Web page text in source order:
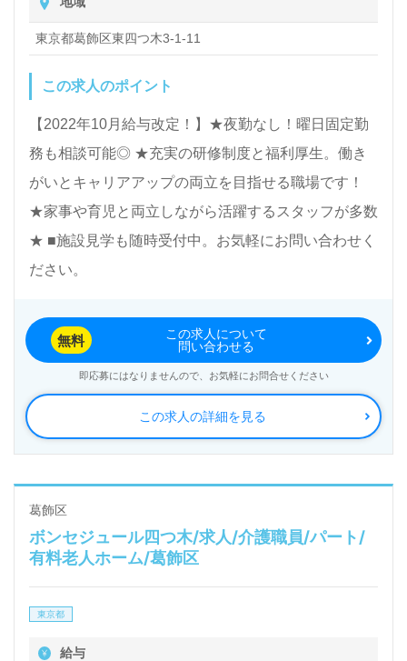
東京都葛飾区東四つ木3-1-11
この求人のポイント
【2022年10月給与改定！】★夜勤なし！曜日固定勤
務も相談可能◎ ★充実の研修制度と福利厚生。働き
がいとキャリアアップの両立を目指せる職場です！
★家事や育児と両立しながら活躍するスタッフが多数
★ ■施設見学も随時受付中。お気軽にお問い合わせく
ださい。
この求人の詳細を見る
無料
この求人について
問い合わせる
即応募にはなりませんので、お気軽にお問合せください
葛飾区
ボンセジュール四つ木/求人/介護職員/パート/
有料老人ホーム/葛飾区
東京都
給与